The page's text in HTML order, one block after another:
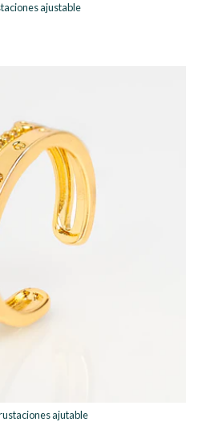
ajustable
ajutable